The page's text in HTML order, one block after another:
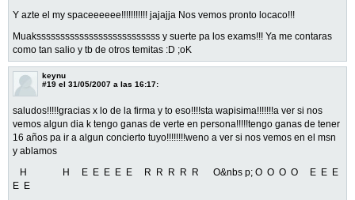
Y azte el my spaceeeeee!!!!!!!!!!! jajajja Nos vemos pronto locaco!!!
Muakssssssssssssssssssssssssss y suerte pa los exams!!! Ya me contaras
como tan salio y tb de otros temitas :D ;oK
keynu
#19 el 31/05/2007 a las 16:17:
saludos!!!!!gracias x lo de la firma y to eso!!!!sta wapisima!!!!!!!a ver si nos
vemos algun dia k tengo ganas de verte en persona!!!!!tengo ganas de tener
16 años pa ir a algun concierto tuyo!!!!!!!!weno a ver si nos vemos en el msn
y ablamos
H H E E E E E R R R R R O&nbs p; O O O O E E E
E E